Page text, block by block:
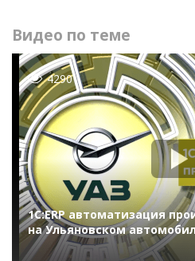
Видео по теме
4290
1С:ERP автоматизация
на Ульяновском